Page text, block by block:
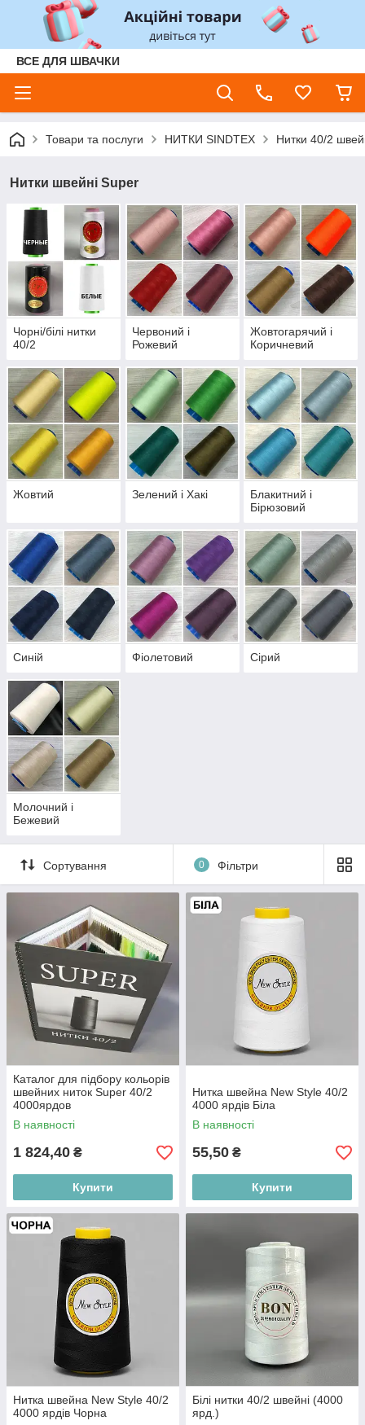
ВСЕ ДЛЯ ШВАЧКИ
Товари та послуги НИТКИ SINDTEX Нитки 40/2
Нитки швейні Super
Чорні/білі нитки
40/2
Червоний і
Рожевий
Жовтогарячий і
Коричневий
Жовтий Зелений і Хакі
Блакитний і
Бірюзовий
Синій Фіолетовий Сірий
Молочний і
Бежевий
Сортування 0 Фільтри
Каталог для підбору кольорів
швейних ниток Super 40/2
4000ярдов
В наявності
1 824,40 ₴
Купити
Нитка швейна New Style 40/2
4000 ярдів Біла
В наявності
55,50 ₴
Купити
Нитка швейна New Style 40/2
4000 ярдів Чорна
Білі нитки 40/2 швейні (4000
ярд.)